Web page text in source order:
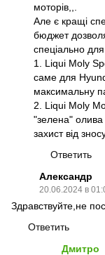
моторів,,.
Але є кращі
бюджет
спеціально для
1. Liqui Moly
саме для
максимальну
2. Liqui Moly
"зелена"
захист від
Ответить
Александр
20.06.2024 в
Здравствуйте,не
Ответить
Дмитро